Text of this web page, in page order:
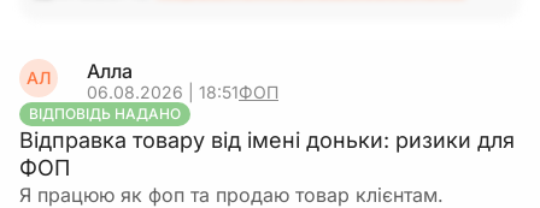
АЛ Алла
06.08.2026 | 18:51ФОП
ВІДПОВІДЬ НАДАНО
Відправка товару від імені доньки: ризики для
ФОП
Я працюю як фоп та продаю товар клієнтам.